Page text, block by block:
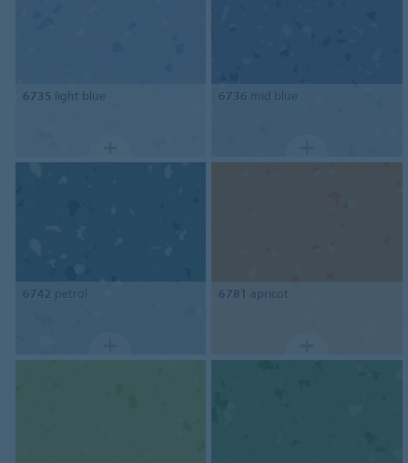
6735 light blue 6736 mid blue
6742 petrol 6781 apricot